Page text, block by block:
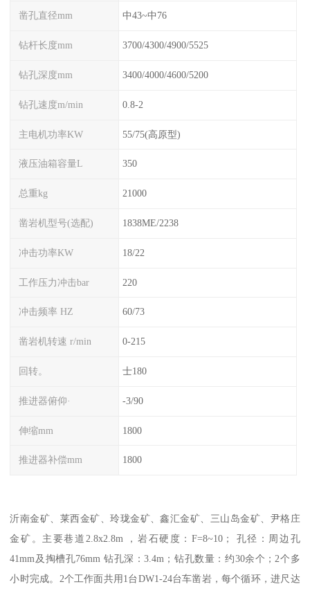
凿孔直径mm 中43~中76
钻杆长度mm 3700/4300/4900/5525
钻孔深度mm 3400/4000/4600/5200
钻孔速度m/min 0.8-2
主电机功率KW 55/75(高原型)
液压油箱容量L 350
总重kg 21000
凿岩机型号(选配) 1838ME/2238
冲击功率KW 18/22
工作压力冲击bar 220
冲击频率 HZ 60/73
凿岩机转速 r/min 0-215
回转。 士180
推进器俯仰· -3/90
伸缩mm 1800
推进器补偿mm 1800
沂南金矿、莱西金矿、玲珑金矿、鑫汇金矿、三山岛金矿、尹格庄
金矿。主要巷道2.8x2.8m ，岩石硬度：F=8~10； 孔径：周边孔
41mm及掏槽孔76mm 钻孔深：3.4m；钻孔数量：约30余个；2个多
小时完成。2个工作面共用1台DW1-24台车凿岩，每个循环，进尺达